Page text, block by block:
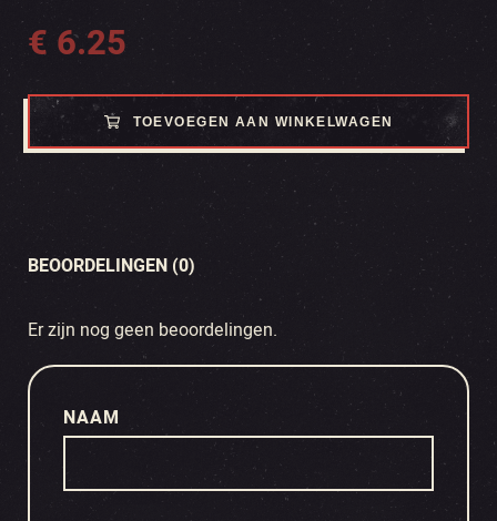
€ 6.25
TOEVOEGEN AAN WINKELWAGEN
BEOORDELINGEN (0)
Er zijn nog geen beoordelingen.
NAAM